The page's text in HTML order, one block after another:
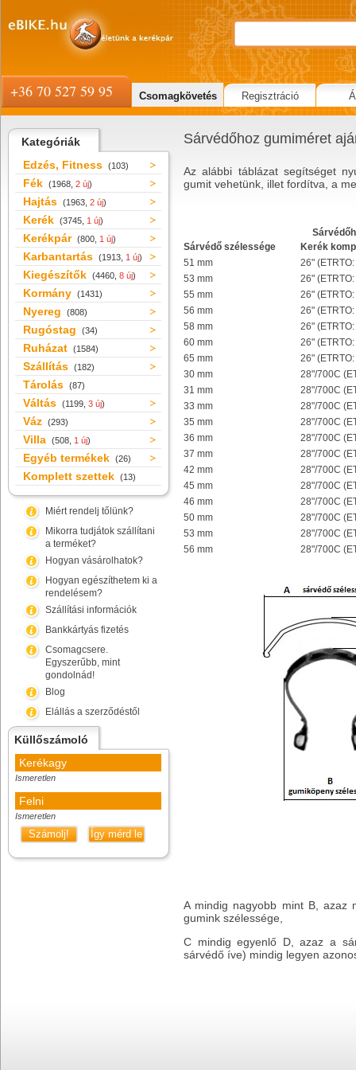
Kategóriák
Edzés, Fitness (103)
Fék (1968, 2 új)
Hajtás (1963, 2 új)
Kerék (3745, 1 új)
Kerékpár (800, 1 új)
Karbantartás (1913, 1 új)
Kiegészítők (4460, 8 új)
Kormány (1431)
Nyereg (808)
Rugóstag (34)
Ruházat (1584)
Szállítás (182)
Tárolás (87)
Váltás (1199, 3 új)
Váz (293)
Villa (508, 1 új)
Egyéb termékek (26)
Komplett szettek (13)
Miért rendelj tőlünk?
Mikorra tudjátok szállítani
a terméket?
Hogyan vásárolhatok?
Hogyan egészíthetem ki a
rendelésem?
Szállítási információk
Bankkártyás fizetés
Csomagcsere.
Egyszerűbb, mint
gondolnád!
Blog
Elállás a szerződéstől
Küllőszámoló
Kerékagy
Ismeretlen
Felni
Ismeretlen
Számolj! Így mérd le
Sárvédőhoz gumiméret
Az alábbi táblázat segítséget
gumit vehetünk, illet fordítva, a
Sárvédő szélessége
Kerék
51 mm
26"
53 mm
26"
55 mm
26"
56 mm
26"
58 mm
26"
60 mm
26"
65 mm
26"
30 mm
28"/700C
31 mm
28"/700C
33 mm
28"/700C
35 mm
28"/700C
36 mm
28"/700C
37 mm
28"/700C
42 mm
28"/700C
45 mm
28"/700C
46 mm
28"/700C
50 mm
28"/700C
53 mm
28"/700C
56 mm
28"/700C
A mindig nagyobb mint B, azaz
gumink szélessége,
C mindig egyenlő D, azaz a
sárvédő íve) mindig legyen
+36 70 527 59 95 Csomagkövetés Regisztráció